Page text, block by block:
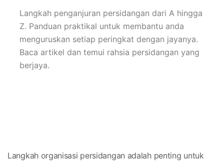
Langkah penganjuran persidangan dari A hingga
Z. Panduan praktikal untuk membantu anda
menguruskan setiap peringkat dengan jayanya.
Baca artikel dan temui rahsia persidangan yang
berjaya.
Langkah organisasi persidangan adalah penting untuk